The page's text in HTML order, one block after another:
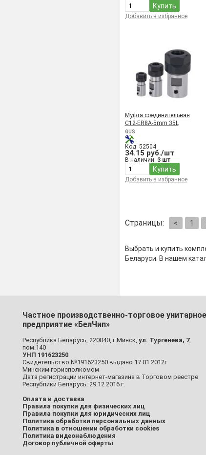
Купить
Добавить в избранное
Муфта соединительная
C12-ER8A-5mm 35L
GUS
Код: 52504
34.15 руб./шт
В наличии: 3 шт
Купить
Добавить в избранное
Страницы: < 1
Выбрать и купить
Беларуси. В нашем
Частное производственно-торговое унитарное
предприятие «БелЧип»
Республика Беларусь, 220040, г.Минск, ул. Тургенева, 7,
пом.140
УНП 191623250
Свидетельство №191623250 выдано 17.01.2012г
Минским горисполкомом
Дата регистрации интернет-магазина в Торговом реестре
Республики Беларусь: 29.12.2016 г.
Оплата и доставка
Правила покупки для физических лиц
Правила покупки для юридических лиц
Политика обработки персональных данных
Политика в отношении обработки cookies
Политика видеонаблюдения
Договор публичной оферты